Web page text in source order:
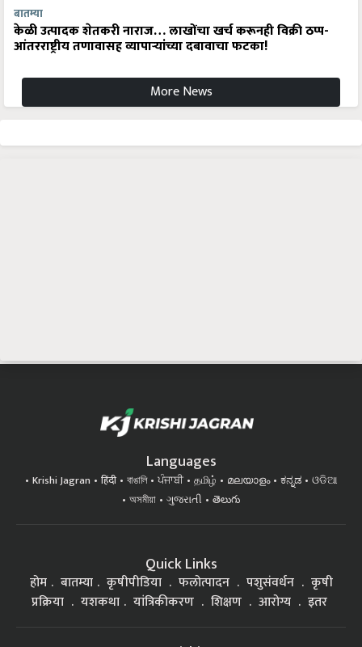
बातम्या
केळी उत्पादक शेतकरी नाराज… लाखोंचा खर्च करूनही विक्री ठप्प-
आंतरराष्ट्रीय तणावासह व्यापाऱ्यांच्या दबावाचा फटका!
More News
Languages
Krishi Jagran हिंदी বাঙালি ਪੰਜਾਬੀ தமிழ் മലയാളം ಕನ್ನಡ
ଓଡିଆ
অসমীয়া
ગુજરાતી తెలుగు
Quick Links
होम बातम्या कृषीपीडिया फलोत्पादन पशुसंवर्धन
कृषी
प्रक्रिया
यशकथा यांत्रिकीकरण शिक्षण आरोग्य इतर